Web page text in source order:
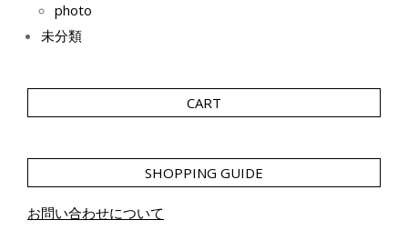
photo
未分類
CART
SHOPPING GUIDE
お問い合わせについて